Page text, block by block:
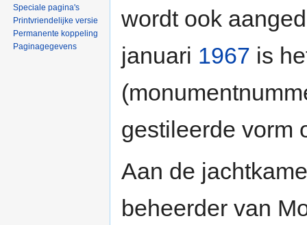
wordt ook
januari 1967 is
gestileerde vorm
Aan de
beheerder van
Speciale pagina's
Printvriendelijke versie
Permanente koppeling
Paginagegevens